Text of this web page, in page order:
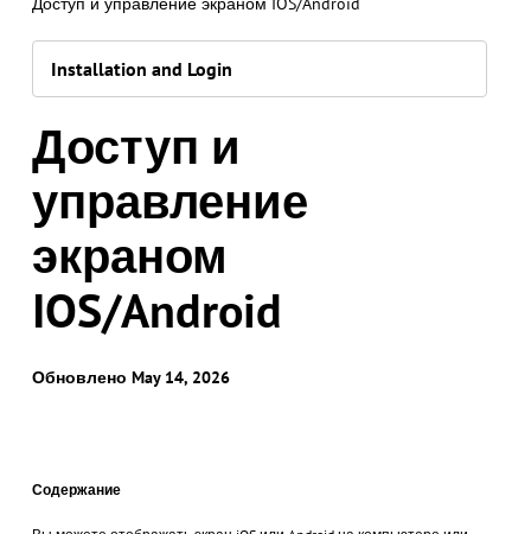
Installation and Login
Доступ и
управление
экраном
IOS/Android
Обновлено May 14, 2026
Содержание